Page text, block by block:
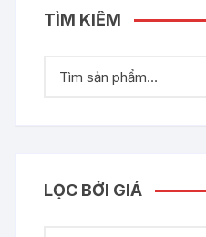
TÌM KIẾM
LỌC BỞI GIÁ